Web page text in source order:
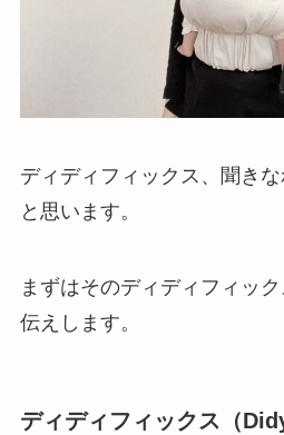
ディディフィックス、聞き
と思います。
まずはそのディディフィッ
伝えします。
ディディフィックス（